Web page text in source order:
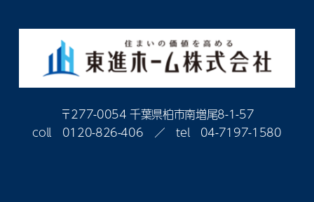
〒277-0054 千葉県柏市南増尾8-1-57
coll 0120-826-406 ／ tel 04-7197-1580